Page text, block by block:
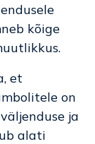
kõige
et
on
ja
alati